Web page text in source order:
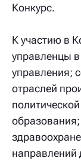
Конкурс.
К участию в
управленцы
управления;
отраслей
образования;
направлений